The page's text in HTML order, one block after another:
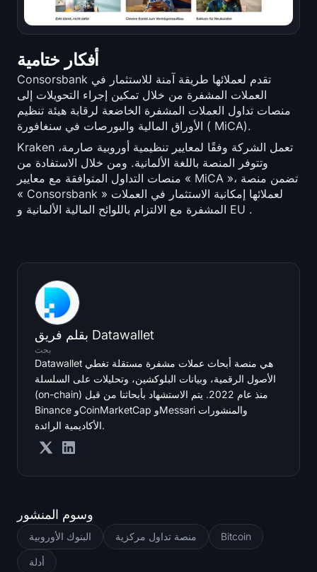
أفكار ختامية
Consorsbank تقدم لعملائها طريقة آمنة للاستثمار في
العملات المشفرة من خلال تمكين إجراء التحويلات إلى
منصات تداول العملات المشفرة الخاضعة لرقابة هيئة تنظيم
الأوراق المالية والبورصات في سنغافورة ( MiCA).
Kraken تعمل الشركة وفقًا لمعايير تنظيمية أوروبية صارمة،
وتتوفر المنصة باللغة الألمانية. ومن خلال الاستفادة من
منصات التداول المتوافقة مع معايير « MiCA »، تضمن منصة
« Consorsbank » لعملائها إمكانية الاستثمار في العملات
المشفرة مع الالتزام باللوائح المالية الألمانية و EU .
بقلم فريق Datawallet
بحث
Datawallet هي منصة أبحاث عملات مشفرة مستقلة تغطي
الأصول الرقمية، وبيانات البلوكشين، وتحليلات على السلسلة
(on-chain) منذ عام 2022. يتم الاستشهاد بأبحاثنا من قبل
Binance وCoinMarketCap وMessari والمنشورات
الأكاديمية الرائدة.
وسوم المنشور
البنوك الأوروبية منصة تداول مركزية Bitcoin
أدلة